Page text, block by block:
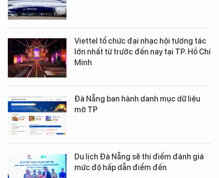
Viettel tổ chức đại nhạc hội tương tác
lớn nhất từ trước đến nay tại TP. Hồ Chí
Minh
Đà Nẵng ban hành danh mục dữ liệu
mở TP
Du lịch Đà Nẵng sẽ thí điểm đánh giá
mức độ hấp dẫn điểm đến